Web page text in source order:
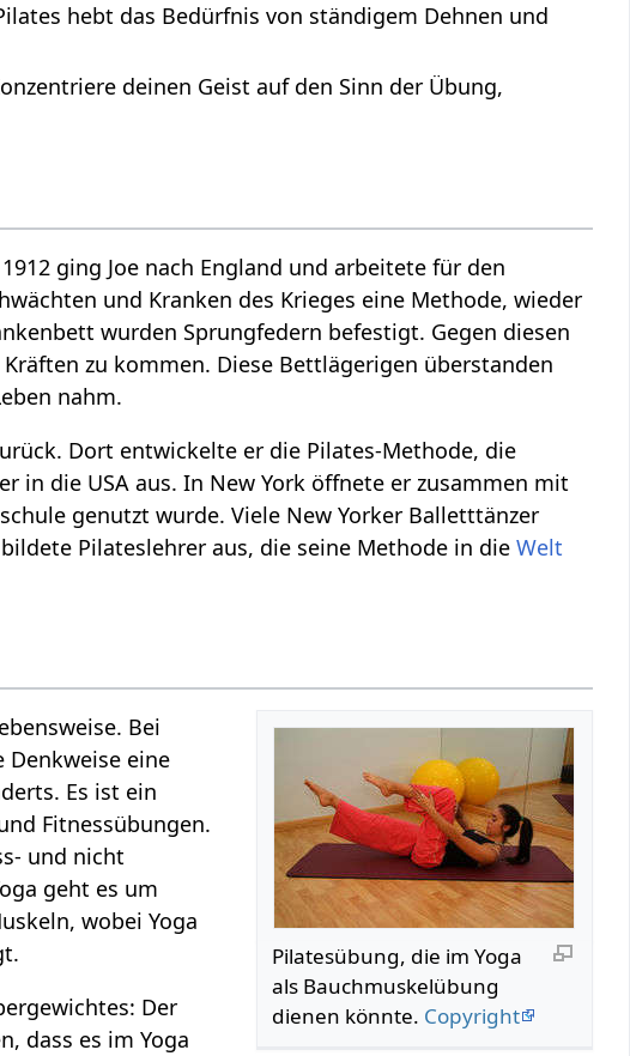
hebt das Bedürfnis von ständigem Dehnen und
deinen Geist auf den Sinn der Übung,
ging Joe nach England und arbeitete für den
und Kranken des Krieges eine Methode, wieder
wurden Sprungfedern befestigt. Gegen diesen
zu kommen. Diese Bettlägerigen überstanden
nahm.
Dort entwickelte er die Pilates-Methode, die
in die USA aus. In New York öffnete er zusammen mit
genutzt wurde. Viele New Yorker Balletttänzer
Pilateslehrer aus, die seine Methode in dieWelt
Pilatesübung, die im Yoga
als Bauchmuskelübung
dienen könnte. Copyright
Bei
Denkweise eine
Es ist ein
Fitnessübungen.
und nicht
geht es um
wobei Yoga
Der
dass es im Yoga